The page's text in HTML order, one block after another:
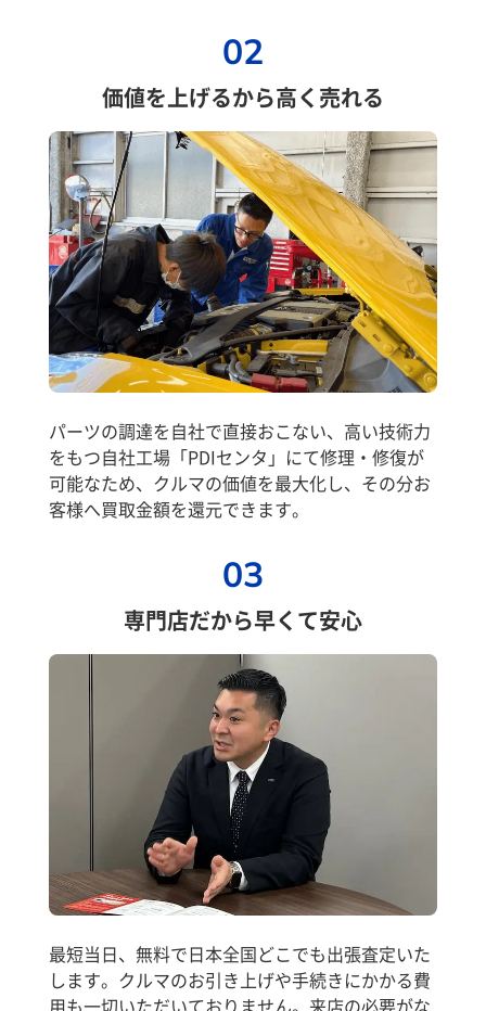
02
価値を上げるから高く売れる
パーツの調達を自社で直接おこない、高い技術力
をもつ自社工場「PDIセンタ」にて修理・修復が
可能なため、クルマの価値を最大化し、その分お
客様へ買取金額を還元できます。
03
専門店だから早くて安心
最短当日、無料で日本全国どこでも出張査定いた
します。クルマのお引き上げや手続きにかかる費
用も一切いただいておりません。来店の必要がな